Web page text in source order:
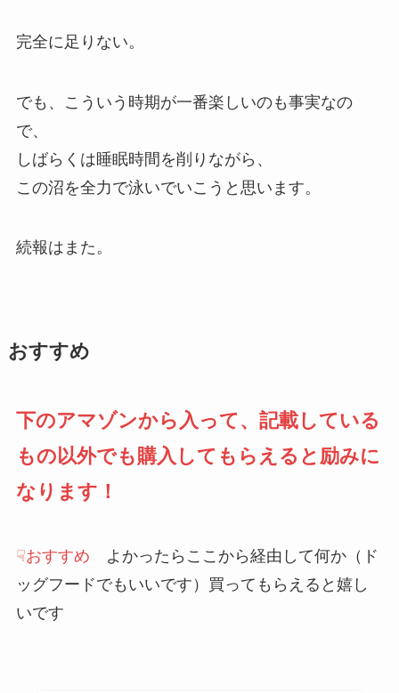
完全に足りない。
でも、こういう時期が一番楽しいのも事実なの
で、
しばらくは睡眠時間を削りながら、
この沼を全力で泳いでいこうと思います。
続報はまた。
おすすめ
下のアマゾンから入って、記載している
もの以外でも購入してもらえると励みに
なります！
☟おすすめ よかったらここから経由して何か（ド
ッグフードでもいいです）買ってもらえると嬉し
いです